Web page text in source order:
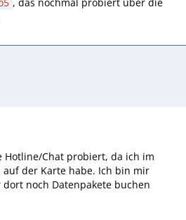
Hotline/Chat probiert, da ich im
auf der Karte habe. Ich bin mir
noch Datenpakete buchen